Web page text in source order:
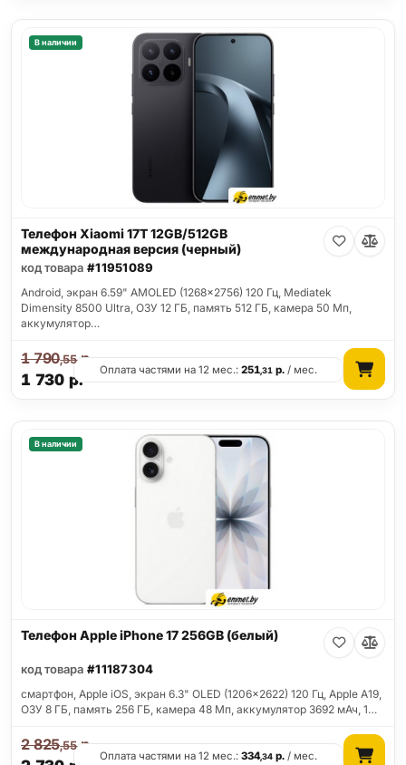
В наличии
Телефон Xiaomi 17T 12GB/512GB
международная версия (черный)
код товара #11951089
Android, экран 6.59" AMOLED (1268x2756) 120 Гц, Mediatek
Dimensity 8500 Ultra, ОЗУ 12 ГБ, память 512 ГБ, камера 50 Мп,
аккумулятор…
1 730 р.
1 790,55р.
Оплата частями на 12 мес.:251,31 р. / мес.
В наличии
Телефон Apple iPhone 17 256GB (белый)
код товара #11187304
смартфон, Apple iOS, экран 6.3" OLED (1206x2622) 120 Гц, Apple A19,
ОЗУ 8 ГБ, память 256 ГБ, камера 48 Мп, аккумулятор 3692 мАч, 1…
2 825,55р.
Оплата частями на 12 мес.:334,34 р. / мес.